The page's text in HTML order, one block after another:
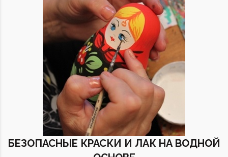
БЕЗОПАСНЫЕ КРАСКИ И ЛАК НА ВОДНОЙ